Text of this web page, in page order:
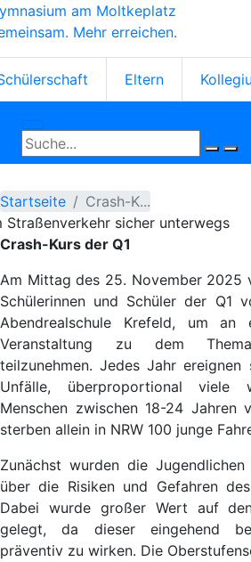
Direkt
zum
Inhalt
am Moltkeplatz
Mehr erreichen.
Eltern
Startseite
Crash-K...
Straßenverkehr sicher unterwegs
Crash-Kurs der Q1
Am Mittag des 25. November 2025
Schülerinnen und Schüler der Q1
Abendrealschule Krefeld, um an
Veranstaltung zu dem Thema
teilzunehmen. Jedes Jahr
Unfälle, überproportional viele
Menschen zwischen 18-24 Jahren
sterben allein in NRW 100 junge
Zunächst wurden die
über die Risiken und Gefahren
Dabei wurde großer Wert auf
gelegt, da dieser eingehend
präventiv zu wirken. Die